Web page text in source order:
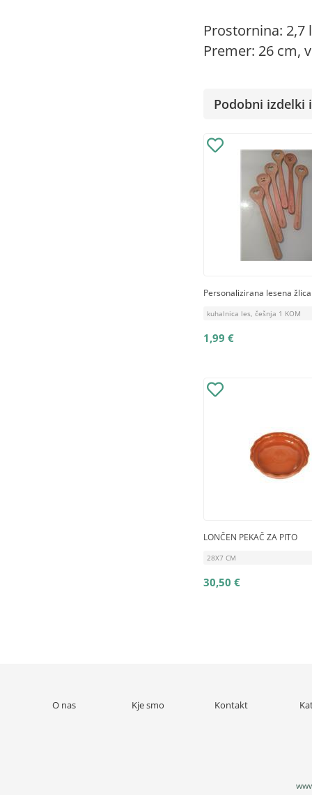
Prostornina: 2,7
Premer: 26 cm,
Podobni izdelki
Personalizirana lesena
kuhalnica les, češnja 1 KOM
1,99 €
LONČEN PEKAČ ZA PITO
28X7 CM
30,50 €
O nas Kje smo Kontakt